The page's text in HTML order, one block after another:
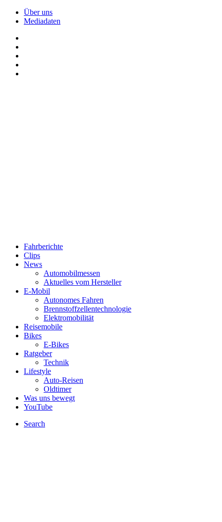
Über uns
Mediadaten
Fahrberichte
Clips
News
Automobilmessen
Aktuelles vom Hersteller
E-Mobil
Autonomes Fahren
Brennstoffzellentechnologie
Elektromobilität
Reisemobile
Bikes
E-Bikes
Ratgeber
Technik
Lifestyle
Auto-Reisen
Oldtimer
Was uns bewegt
YouTube
Search